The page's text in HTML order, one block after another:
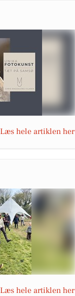
Læs hele artiklen her
Læs hele artiklen her